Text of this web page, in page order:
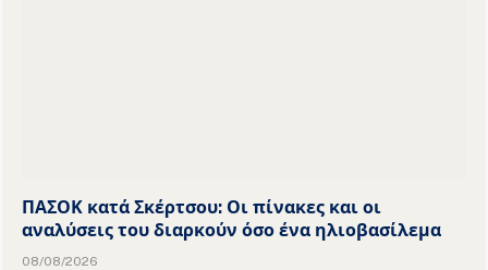
ΠΑΣΟΚ κατά Σκέρτσου: Οι πίνακες και οι
αναλύσεις του διαρκούν όσο ένα ηλιοβασίλεμα
08/08/2026